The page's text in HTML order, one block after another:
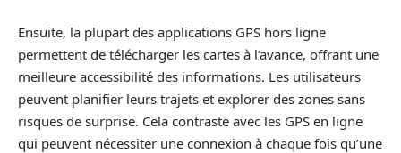
Ensuite, la plupart des applications GPS hors ligne
permettent de télécharger les cartes à l’avance, offrant une
meilleure accessibilité des informations. Les utilisateurs
peuvent planifier leurs trajets et explorer des zones sans
risques de surprise. Cela contraste avec les GPS en ligne
qui peuvent nécessiter une connexion à chaque fois qu’une